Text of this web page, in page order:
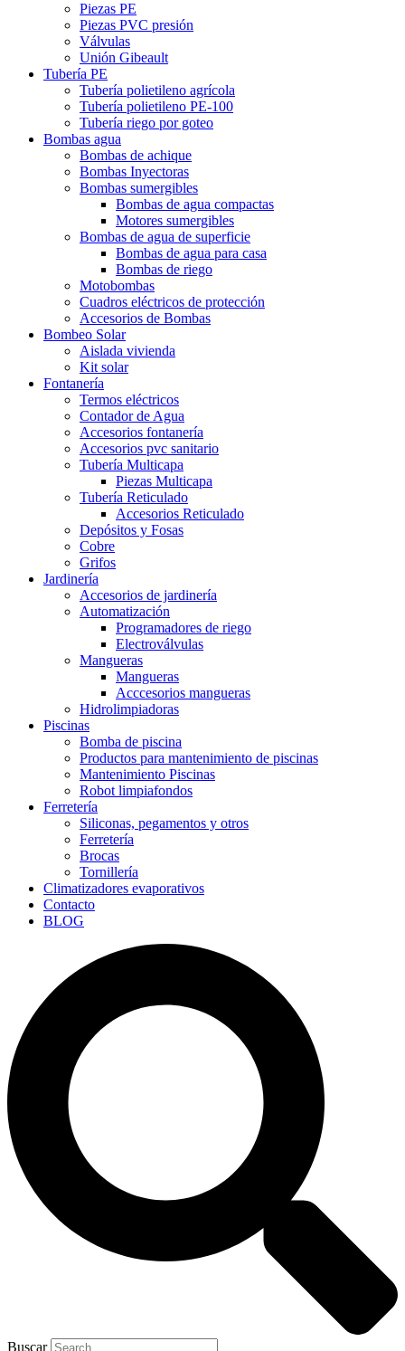
Piezas PE
Piezas PVC presión
Válvulas
Unión Gibeault
Tubería PE
Tubería polietileno agrícola
Tubería polietileno PE-100
Tubería riego por goteo
Bombas agua
Bombas de achique
Bombas Inyectoras
Bombas sumergibles
Bombas de agua compactas
Motores sumergibles
Bombas de agua de superficie
Bombas de agua para casa
Bombas de riego
Motobombas
Cuadros eléctricos de protección
Accesorios de Bombas
Bombeo Solar
Aislada vivienda
Kit solar
Fontanería
Termos eléctricos
Contador de Agua
Accesorios fontanería
Accesorios pvc sanitario
Tubería Multicapa
Piezas Multicapa
Tubería Reticulado
Accesorios Reticulado
Depósitos y Fosas
Cobre
Grifos
Jardinería
Accesorios de jardinería
Automatización
Programadores de riego
Electroválvulas
Mangueras
Mangueras
Acccesorios mangueras
Hidrolimpiadoras
Piscinas
Bomba de piscina
Productos para mantenimiento de piscinas
Mantenimiento Piscinas
Robot limpiafondos
Ferretería
Siliconas, pegamentos y otros
Ferretería
Brocas
Tornillería
Climatizadores evaporativos
Contacto
BLOG
Buscar